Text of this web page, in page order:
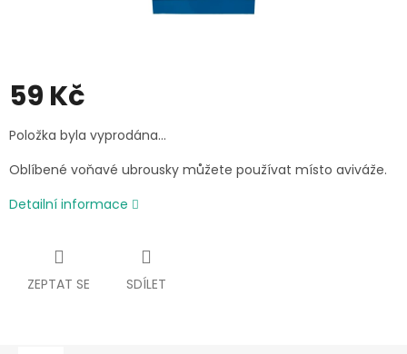
59 Kč
Měrná
cena:
Položka byla vyprodána…
Oblíbené voňavé ubrousky můžete používat místo aviváže.
Detailní informace
ZEPTAT SE SDÍLET